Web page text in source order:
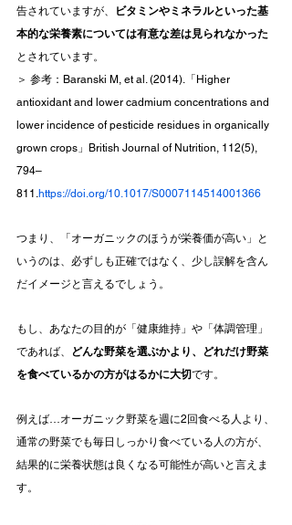
告されていますが、
ビタミンやミネラルといった基
本的な栄養素については有意な差は見られなかった
とされています。
＞ 参考：Baranski M, et al. (2014).「Higher
antioxidant and lower cadmium concentrations and
lower incidence of pesticide residues in organically
grown crops」British Journal of Nutrition, 112(5),
794–
811.https://doi.org/10.1017/S0007114514001366
つまり、「オーガニックのほうが栄養価が高い」と
いうのは、必ずしも正確ではなく、少し誤解を含ん
だイメージと言えるでしょう。
もし、あなたの目的が「健康維持」や「体調管理」
であれば、
どんな野菜を選ぶかより、どれだけ野菜
を食べているかの方がはるかに大切です。
例えば…オーガニック野菜を週に2回食べる人より、
通常の野菜でも毎日しっかり食べている人の方が、
結果的に栄養状態は良くなる可能性が高いと言えま
す。